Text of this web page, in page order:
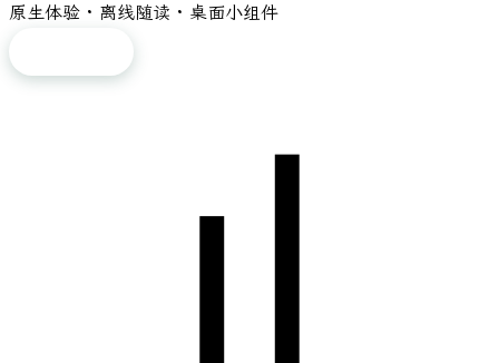
原生体验 · 离线随读 · 桌面小组件